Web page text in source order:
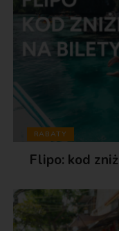
RABATY
Flipo: kod